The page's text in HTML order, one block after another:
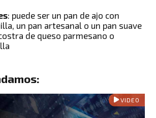
: puede ser un pan de ajo con
un pan artesanal o un pan suave
de queso parmesano o
VIDEO